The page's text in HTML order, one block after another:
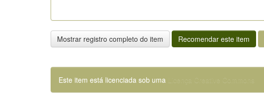
Mostrar registro completo do item Recomendar este item
Este item está licenciada sob uma Licença Creative Commons